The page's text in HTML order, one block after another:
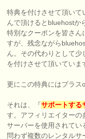
特典を付けさせて頂いて
んで頂けるとbluehostか
特別なクーポンを皆さ
すが、残念ながら
ん。その代わりとして少
を付けさせて頂いていま
更にこの特典にはプラス
それは、『サポートする
す。アフィリエイター
サーバーを使用されて
問わず複数のレンタル